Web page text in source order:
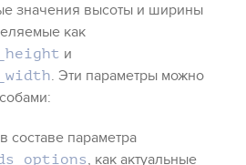
значения высоты и ширины
как
и
. Эти параметры можно
составе параметра
, как актуальные